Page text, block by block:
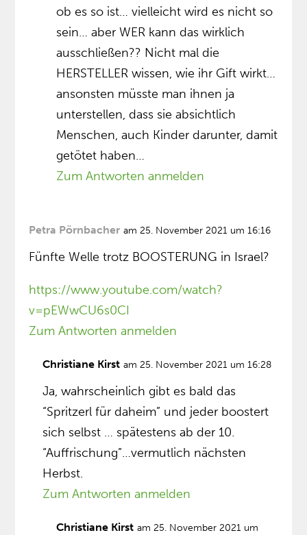
ob es so ist… vielleicht wird es nicht so
sein… aber WER kann das wirklich
ausschließen?? Nicht mal die
HERSTELLER wissen, wie ihr Gift wirkt…
ansonsten müsste man ihnen ja
unterstellen, dass sie absichtlich
Menschen, auch Kinder darunter, damit
getötet haben…
Zum Antworten anmelden
Petra Pörnbacher am 25. November 2021 um 16:16
Fünfte Welle trotz BOOSTERUNG in Israel?
https://www.youtube.com/watch?
v=pEWwCU6s0CI
Zum Antworten anmelden
Christiane Kirst am 25. November 2021 um 16:28
Ja, wahrscheinlich gibt es bald das
“Spritzerl für daheim” und jeder boostert
sich selbst … spätestens ab der 10.
“Auffrischung”…vermutlich nächsten
Herbst.
Zum Antworten anmelden
Christiane Kirst am 25. November 2021 um